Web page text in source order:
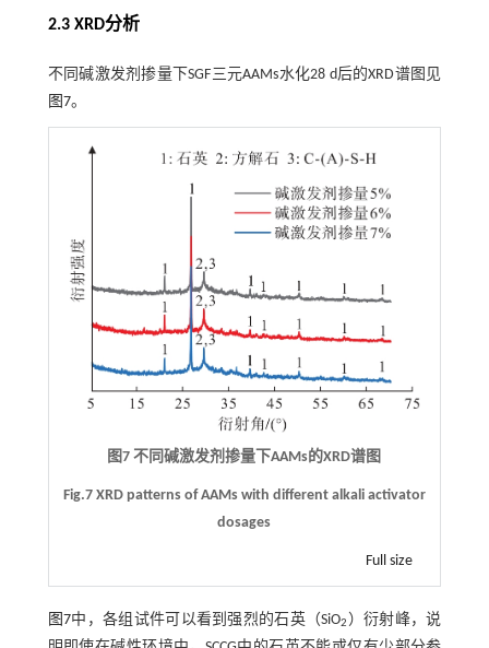
2.3 XRD分析
不同碱激发剂掺量下SGF三元AAMs水化28 d后的XRD谱图见
图7。
图7 不同碱激发剂掺量下AAMs的XRD谱图
Fig.7 XRD patterns of AAMs with different alkali activator
dosages
Full size
图7中，各组试件可以看到强烈的石英（SiO2 ）衍射峰，说